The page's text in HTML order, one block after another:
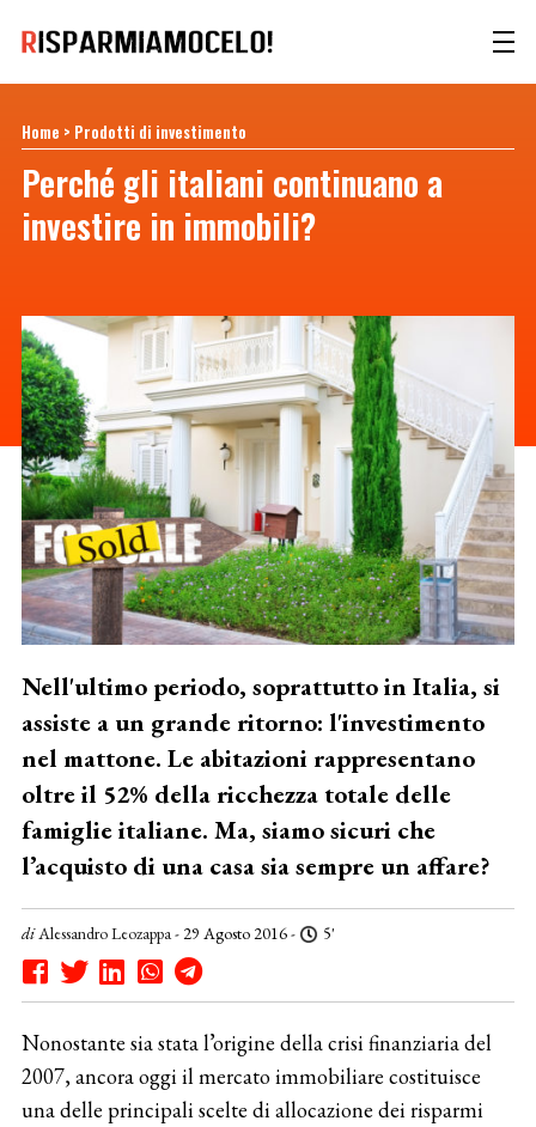
Home > Prodotti di investimento
Perché gli italiani continuano a
investire in immobili?
Nell'ultimo periodo, soprattutto in Italia, si
assiste a un grande ritorno: l'investimento
nel mattone. Le abitazioni rappresentano
oltre il 52% della ricchezza totale delle
famiglie italiane. Ma, siamo sicuri che
l’acquisto di una casa sia sempre un affare?
diAlessandro Leozappa- 29 Agosto 2016 - 5'
Nonostante sia stata l’origine della crisi finanziaria del
2007, ancora oggi il mercato immobiliare costituisce
una delle principali scelte di allocazione dei risparmi